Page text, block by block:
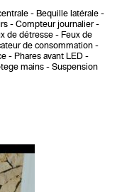
Bequille latérale
Compteur journalier
de détresse
Feux de
de consommation
Phares avant LED
mains
Suspension